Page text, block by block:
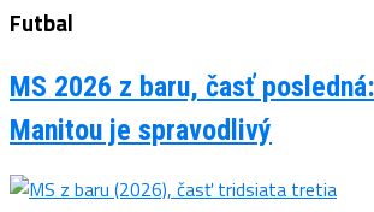
Futbal
MS 2026 z baru, časť
Manitou je spravodlivý